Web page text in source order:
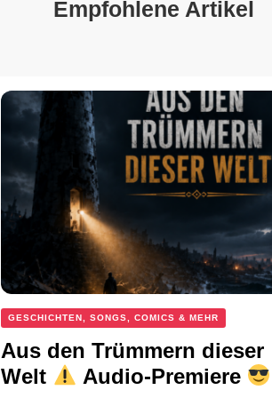
Empfohlene Artikel
GESCHICHTEN, SONGS, COMICS & MEHR
Aus den Trümmern dieser
Welt
Audio-Premiere